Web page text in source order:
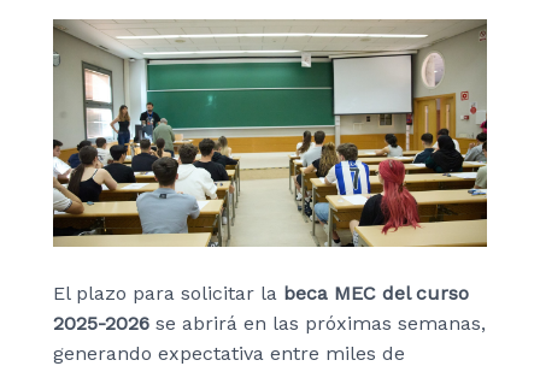
El plazo para solicitar la beca MEC del curso
2025-2026 se abrirá en las próximas semanas,
generando expectativa entre miles de